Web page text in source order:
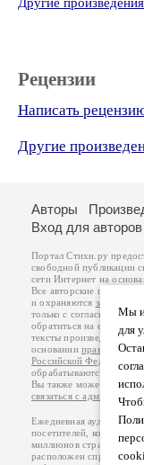
Рецензии
Написать
Другие
Мы
для
Авторы
Вход для авторов
Портал Стихи.ру
свободной публикации
сети Интернет на
Все авторские права на
и охраняются законом
.
только с согласия его
обратиться на его
тексты произведений
основанииправил
Российской Федерации
обрабатываются на
Вы также можете
связаться с
Ежедневная аудитория
посетителей, которые в
миллионов страниц по
расположен справа от